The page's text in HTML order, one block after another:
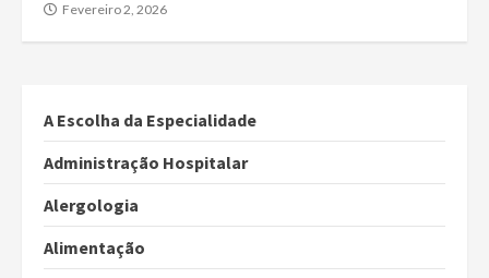
Fevereiro 2, 2026
A Escolha da Especialidade
Administração Hospitalar
Alergologia
Alimentação